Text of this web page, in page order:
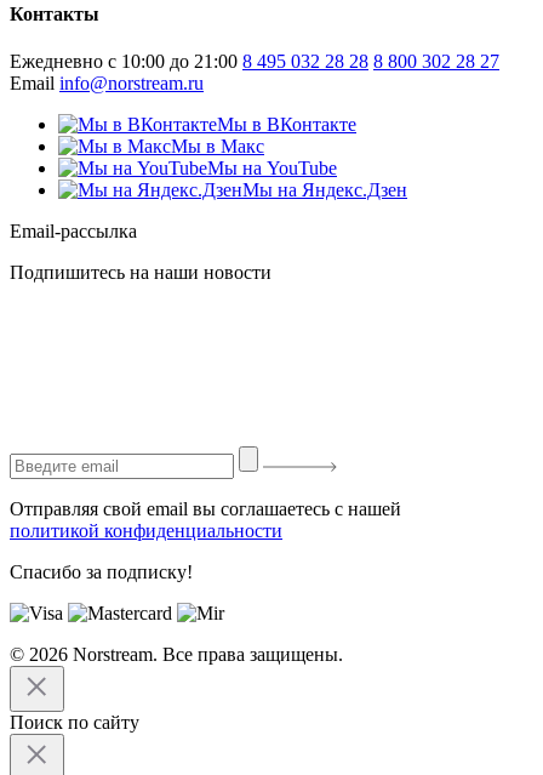
Контакты
Ежедневно с 10:00 до 21:00 8 495 032 28 28 8 800 302 28 27
Email info@norstream.ru
Мы в ВКонтакте
Мы в Макс
Мы на YouTube
Мы на Яндекс.Дзен
Email-рассылка
Подпишитесь на наши новости
Отправляя свой email вы соглашаетесь с нашей
политикой конфиденциальности
Спасибо за подписку!
© 2026 Norstream. Все права защищены.
Поиск по сайту